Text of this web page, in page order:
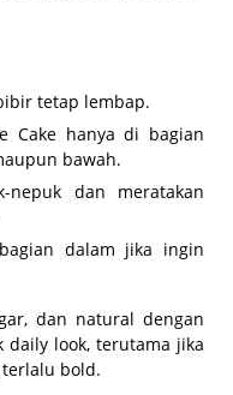
tetap lembap.
Cake hanya di bagian
bawah.
nepuk dan meratakan
dalam jika ingin
dan natural dengan
daily look, terutama jika
bold.